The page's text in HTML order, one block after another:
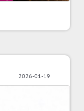
2026-01-19